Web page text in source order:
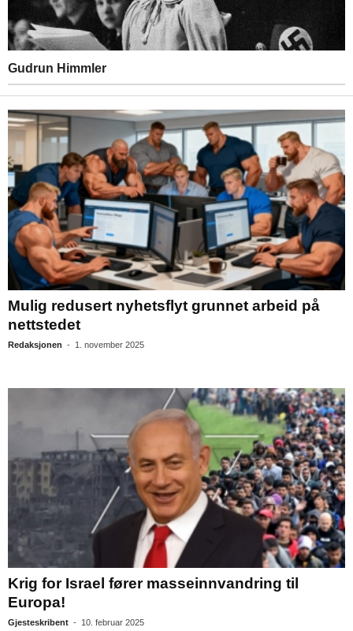
Gudrun Himmler
Mulig redusert nyhetsflyt grunnet arbeid på
nettstedet
Redaksjonen - 1. november 2025
Krig for Israel fører masseinnvandring til
Europa!
Gjesteskribent - 10. februar 2025